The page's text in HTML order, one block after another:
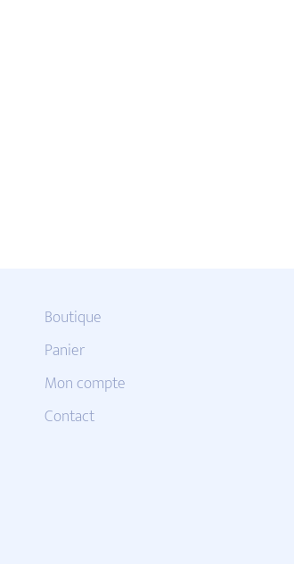
Boutique
Panier
Mon compte
Contact